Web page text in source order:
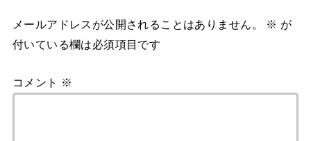
メールアドレスが公開されることはありません。 ※ が
付いている欄は必須項目です
コメント ※